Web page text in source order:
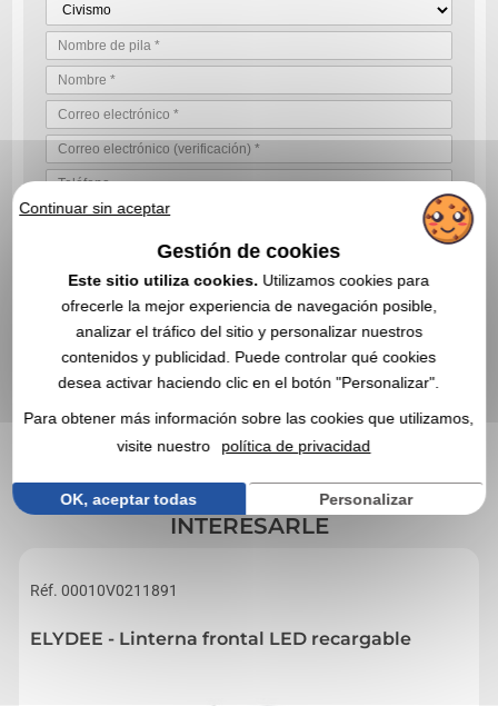
VALIDE SU SOLICITUD DE COTIZACIÓN
Al enviarnos su solicitud de cotización, acepta nuestras
condiciones generales de uso y nuestra política de privacidad de
datos
EN ESTA CATEGORÍA, ESTOS ARTÍCULOS
PROMOCIONALES TAMBIÉN PUEDEN
INTERESARLE
Réf. 00010V0211891
ELYDEE - Linterna frontal LED recargable
Continuar sin aceptar
Gestión de cookies
Este sitio utiliza cookies. Utilizamos cookies para
ofrecerle la mejor experiencia de navegación posible,
analizar el tráfico del sitio y personalizar nuestros
contenidos y publicidad. Puede controlar qué cookies
desea activar haciendo clic en el botón "Personalizar".
Para obtener más información sobre las cookies que utilizamos,
visite nuestro
política de privacidad
OK, aceptar todas Personalizar